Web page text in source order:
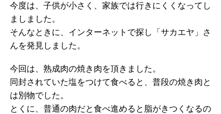
今度は、子供が小さく、家族では行きにくくなってし
ましました。
そんなときに、インターネットで探し「サカエヤ」さ
んを発見しました。
今回は、熟成肉の焼き肉を頂きました。
同封されていた塩をつけて食べると、普段の焼き肉と
は別物でした。
とくに、普通の肉だと食べ進めると脂がきつくなるの